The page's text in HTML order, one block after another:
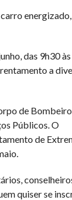
das 9h30
a
de
Públicos. O
de
quiser se